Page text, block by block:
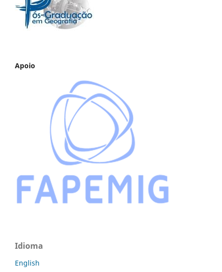
Apoio
Idioma
English